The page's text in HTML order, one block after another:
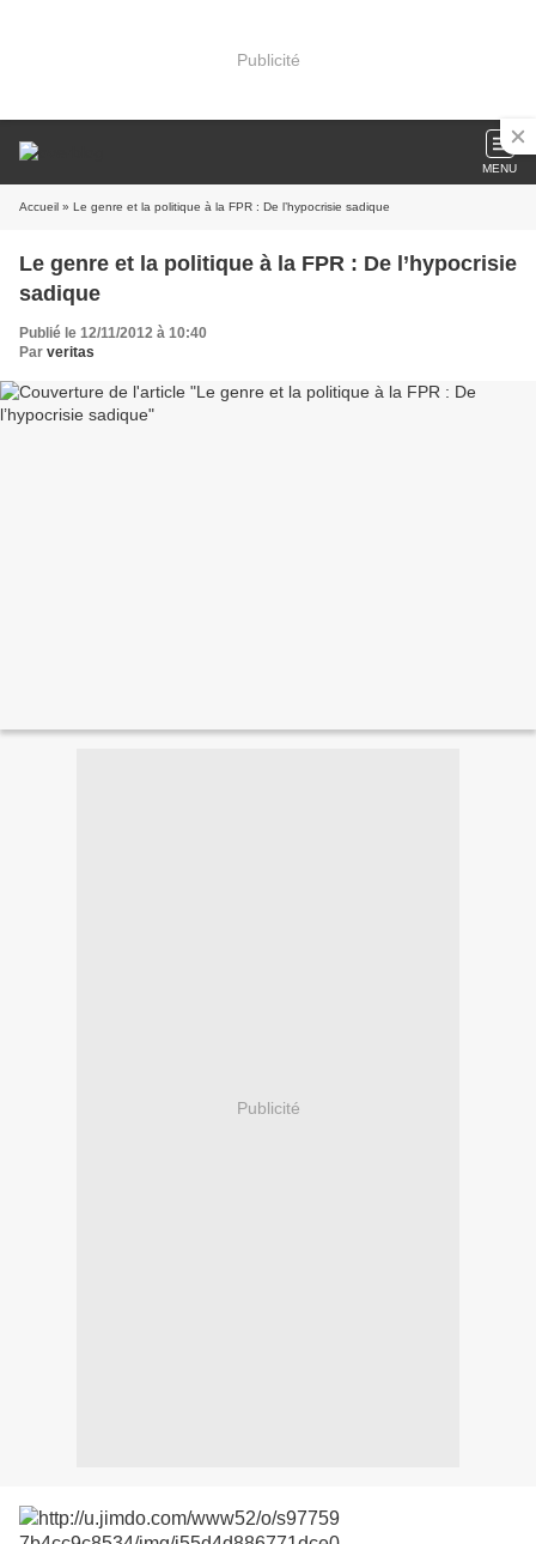
Publicité
MENU
Accueil » Le genre et la politique à la FPR : De l’hypocrisie sadique
Le genre et la politique à la FPR : De l’hypocrisie
sadique
Publié le 12/11/2012 à 10:40
Par veritas
Publicité